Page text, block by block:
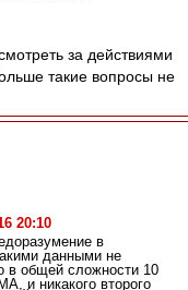
за действиями
такие вопросы не
20:10
в
данными не
в общей сложности 10
и никакого второго